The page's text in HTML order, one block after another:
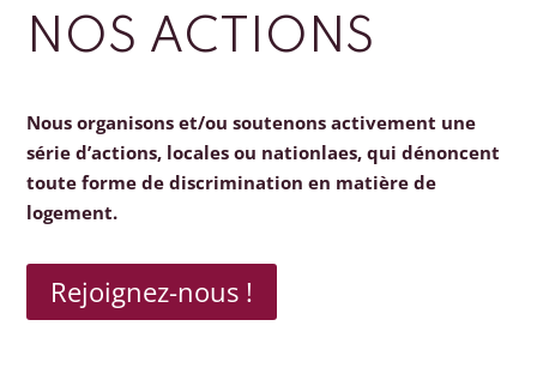
NOS ACTIONS
Nous organisons et/ou soutenons activement une
série d’actions, locales ou nationlaes, qui dénoncent
toute forme de discrimination en matière de
logement.
Rejoignez-nous !